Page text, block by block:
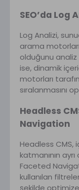
SEO’da Log
Log Analizi,
arama
olduğunu
ise, dinamik
motorları
sıralanmasını
Headless
Navigation
Headless
katmanının
Faceted
kullanılan